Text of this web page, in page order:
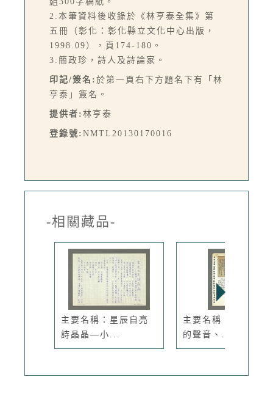
2.本筆資料後收錄於《林亨泰全集》第
五冊（彰化：彰化縣立文化中心出版，
1998.09），頁174-180。
3.簡政珍，詩人及詩論家。
印記/簽名: 於第一頁右下方題名下有「林
亨泰」簽名。
提供者: 林亨泰
登錄號: NMTL20130170016
-相關藏品-
主要名稱：星辰自亮
詩晶晶—小...
主要名稱：詩評─墜
的聲音、...